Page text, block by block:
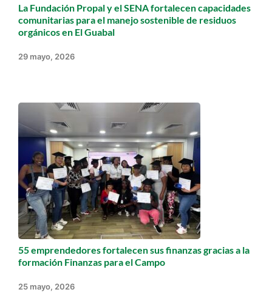
La Fundación Propal y el SENA fortalecen capacidades
comunitarias para el manejo sostenible de residuos
orgánicos en El Guabal
29 mayo, 2026
55 emprendedores fortalecen sus finanzas gracias a la
formación Finanzas para el Campo
25 mayo, 2026